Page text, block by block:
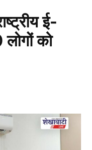
ई-
लोगों को